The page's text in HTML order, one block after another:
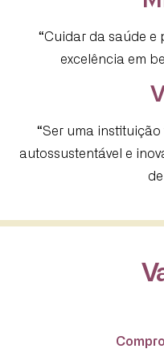
“Cuidar da saúde e
excelência em
“Ser uma
autossustentável e